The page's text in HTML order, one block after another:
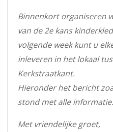
Binnenkort organiseren
van de 2e kans
volgende week kunt u
inleveren in het lokaal
Kerkstraatkant.
Hieronder het bericht
stond met alle informatie.
Met vriendelijke groet,